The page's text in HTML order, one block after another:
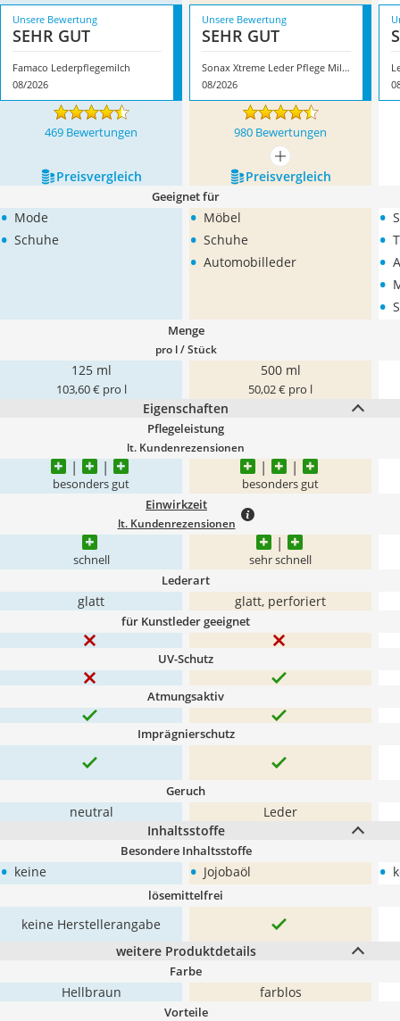
Unsere Bewertung
SEHR GUT
Famaco Lederpflegemilch
08/2026
Unsere Bewertung
SEHR GUT
Sonax Xtreme Leder Pflege Milch
08/2026
469 Bewertungen 980 Bewertungen
mehr anzeigen
Preis­vergleich
Preis­vergleich
Geeignet für
• Mode
• Schuhe
• Möbel
• Schuhe
• Automobilleder
•
•
•
•
•
Menge
pro l / Stück
125 ml
103,60 € pro l
500 ml
50,02 € pro l
Eigenschaften
Pflegeleistung
lt. Kundenrezensionen
besonders gut besonders gut
Einwirkzeit
lt. Kundenrezensionen
schnell sehr schnell
Lederart
glatt glatt, perforiert
für Kunstleder geeignet
UV-Schutz
Atmungsaktiv
Imprägnierschutz
Geruch
neutral
Leder
Inhaltsstoffe
Besondere Inhaltsstoffe
• keine • Jojobaöl •
lösemittelfrei
keine Herstellerangabe
weitere Produktdetails
Farbe
Hellbraun farblos
Vorteile